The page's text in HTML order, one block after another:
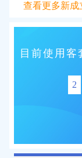
查看更多新成
目前使用客
2